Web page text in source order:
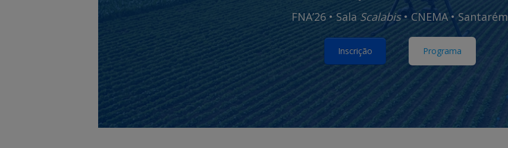
FNA’26 • Sala Scalabis• CNEMA • Santarém
Inscrição Programa